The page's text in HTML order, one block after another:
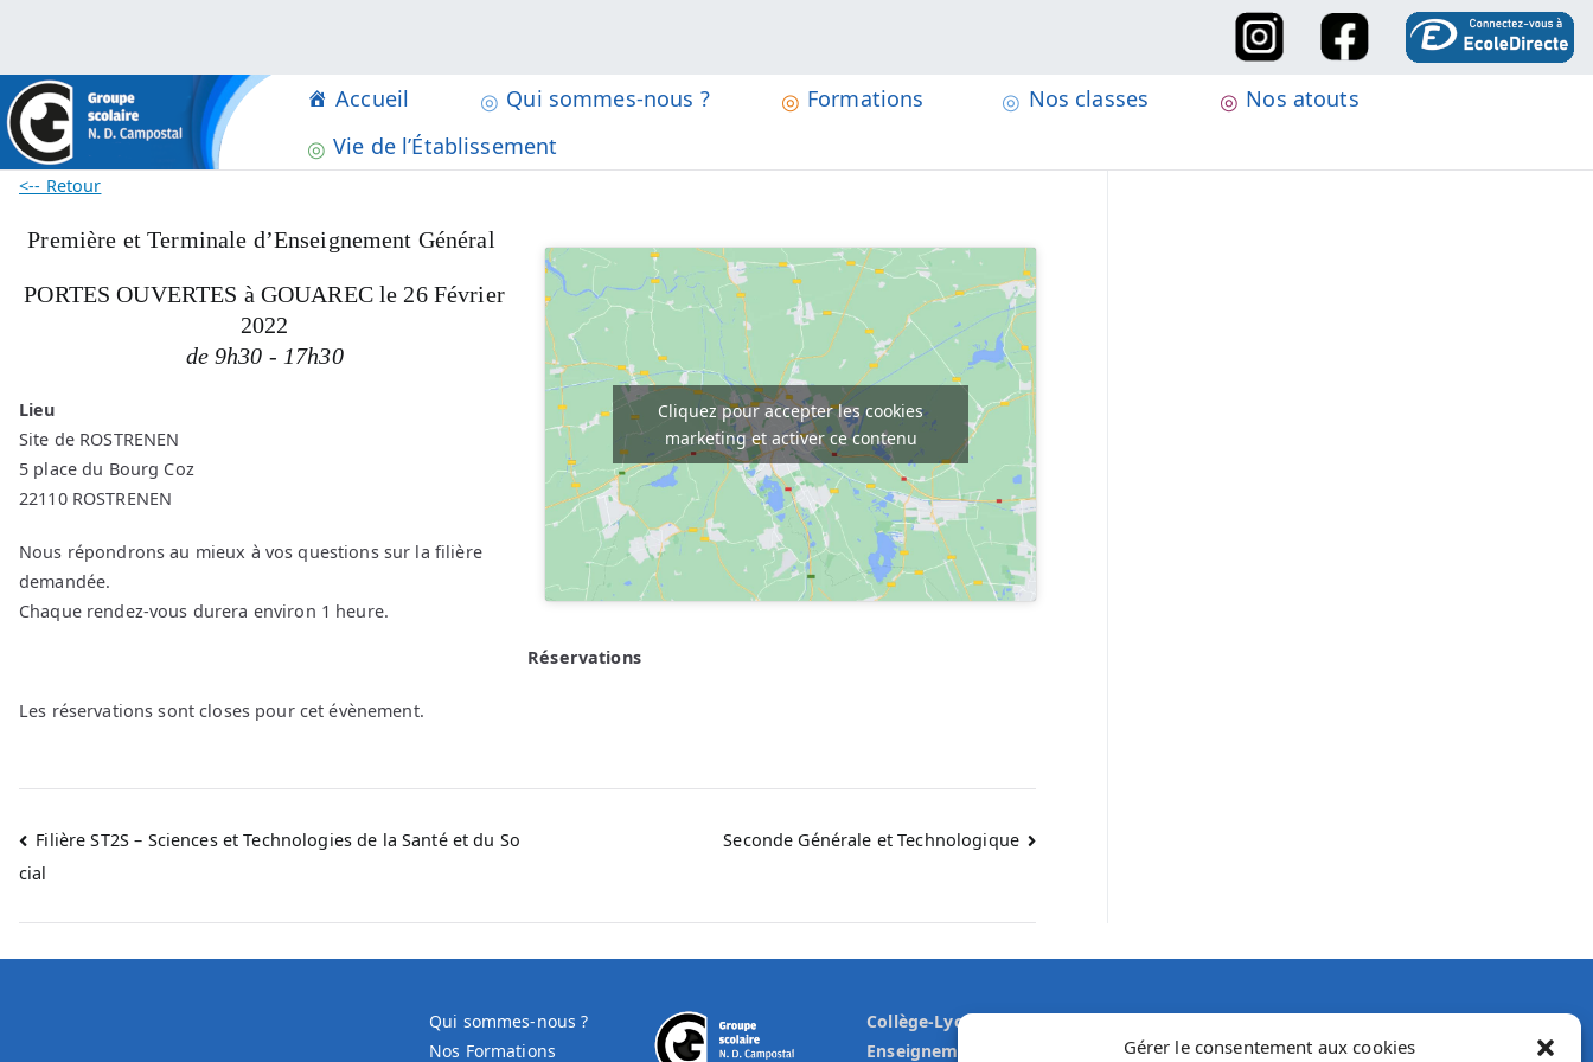
Gérer le consentement aux cookies
contenu
Groupe Scolaire Notre Dame de Campostal à Rostrenen
Collège, Lycée, BTS à Rostrenen
Accueil Qui sommes-nous ? Formations Nos classes
Nos atouts
Vie de l’Établissement
<-- Retour
Cliquez pour accepter les cookies
marketing et activer ce contenu
Première et Terminale d’Enseignement Général
PORTES OUVERTES à GOUAREC le 26 Février
2022
de 9h30 - 17h30
Lieu
Site de ROSTRENEN
5 place du Bourg Coz
22110 ROSTRENEN
Nous répondrons au mieux à vos questions sur la filière
demandée.
Chaque rendez-vous durera environ 1 heure.
Réservations
Les réservations sont closes pour cet évènement.
de
Filière ST2S – Sciences et Technologies de la Santé et du So
cial
Seconde Générale et Technologique
Qui sommes-nous ?
Nos Formations
Collège-Lycée
Enseignement Général et